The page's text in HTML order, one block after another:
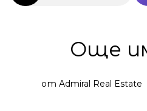
Още
от Admiral Real Estate